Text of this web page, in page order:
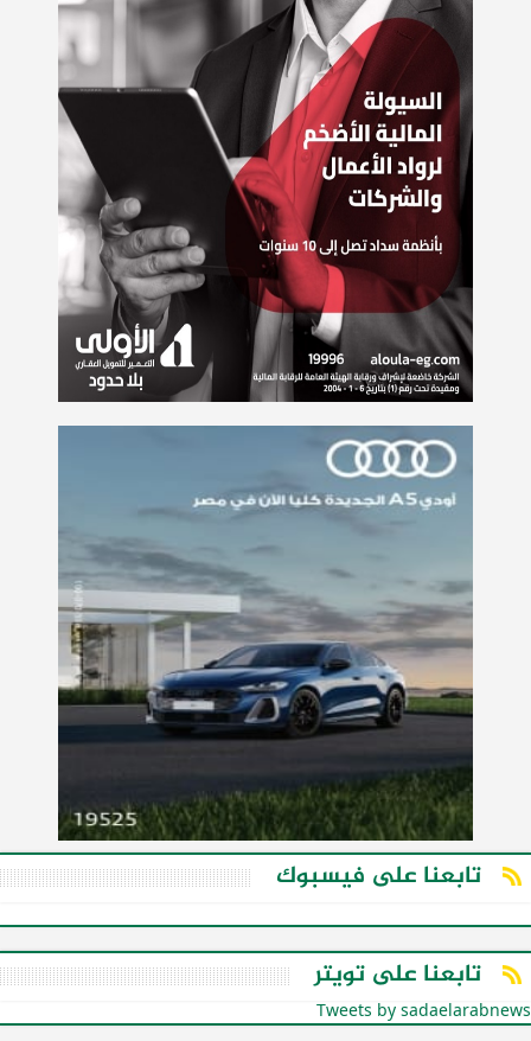
تابعنا على فيسبوك
تابعنا على تويتر
Tweets by sadaelarabnews